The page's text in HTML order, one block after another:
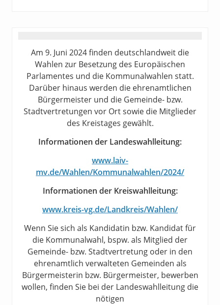
Am 9. Juni 2024 finden deutschlandweit die
Wahlen zur Besetzung des Europäischen
Parlamentes und die Kommunalwahlen statt.
Darüber hinaus werden die ehrenamtlichen
Bürgermeister und die Gemeinde- bzw.
Stadtvertretungen vor Ort sowie die Mitglieder
des Kreistages gewählt.
Informationen der Landeswahlleitung:
www.laiv-
mv.de/Wahlen/Kommunalwahlen/2024/
Informationen der Kreiswahlleitung:
www.kreis-vg.de/Landkreis/Wahlen/
Wenn Sie sich als Kandidatin bzw. Kandidat für
die Kommunalwahl, bspw. als Mitglied der
Gemeinde- bzw. Stadtvertretung oder in den
ehrenamtlich verwalteten Gemeinden als
Bürgermeisterin bzw. Bürgermeister, bewerben
wollen, finden Sie bei der Landeswahlleitung die
nötigen